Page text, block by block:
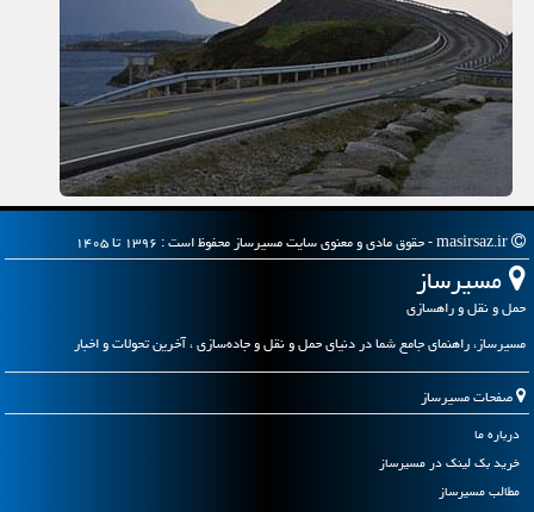
مسیرساز
حمل و نقل و راهسازی
مسیرساز، راهنمای جامع شما در دنیای حمل و نقل و جاده‌سازی ، آخرین تحولات و اخبار
صفحات مسیرساز
درباره ما
خرید بک لینک در مسیرساز
مطالب مسیرساز